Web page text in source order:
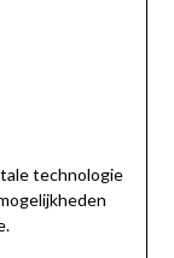
technologie